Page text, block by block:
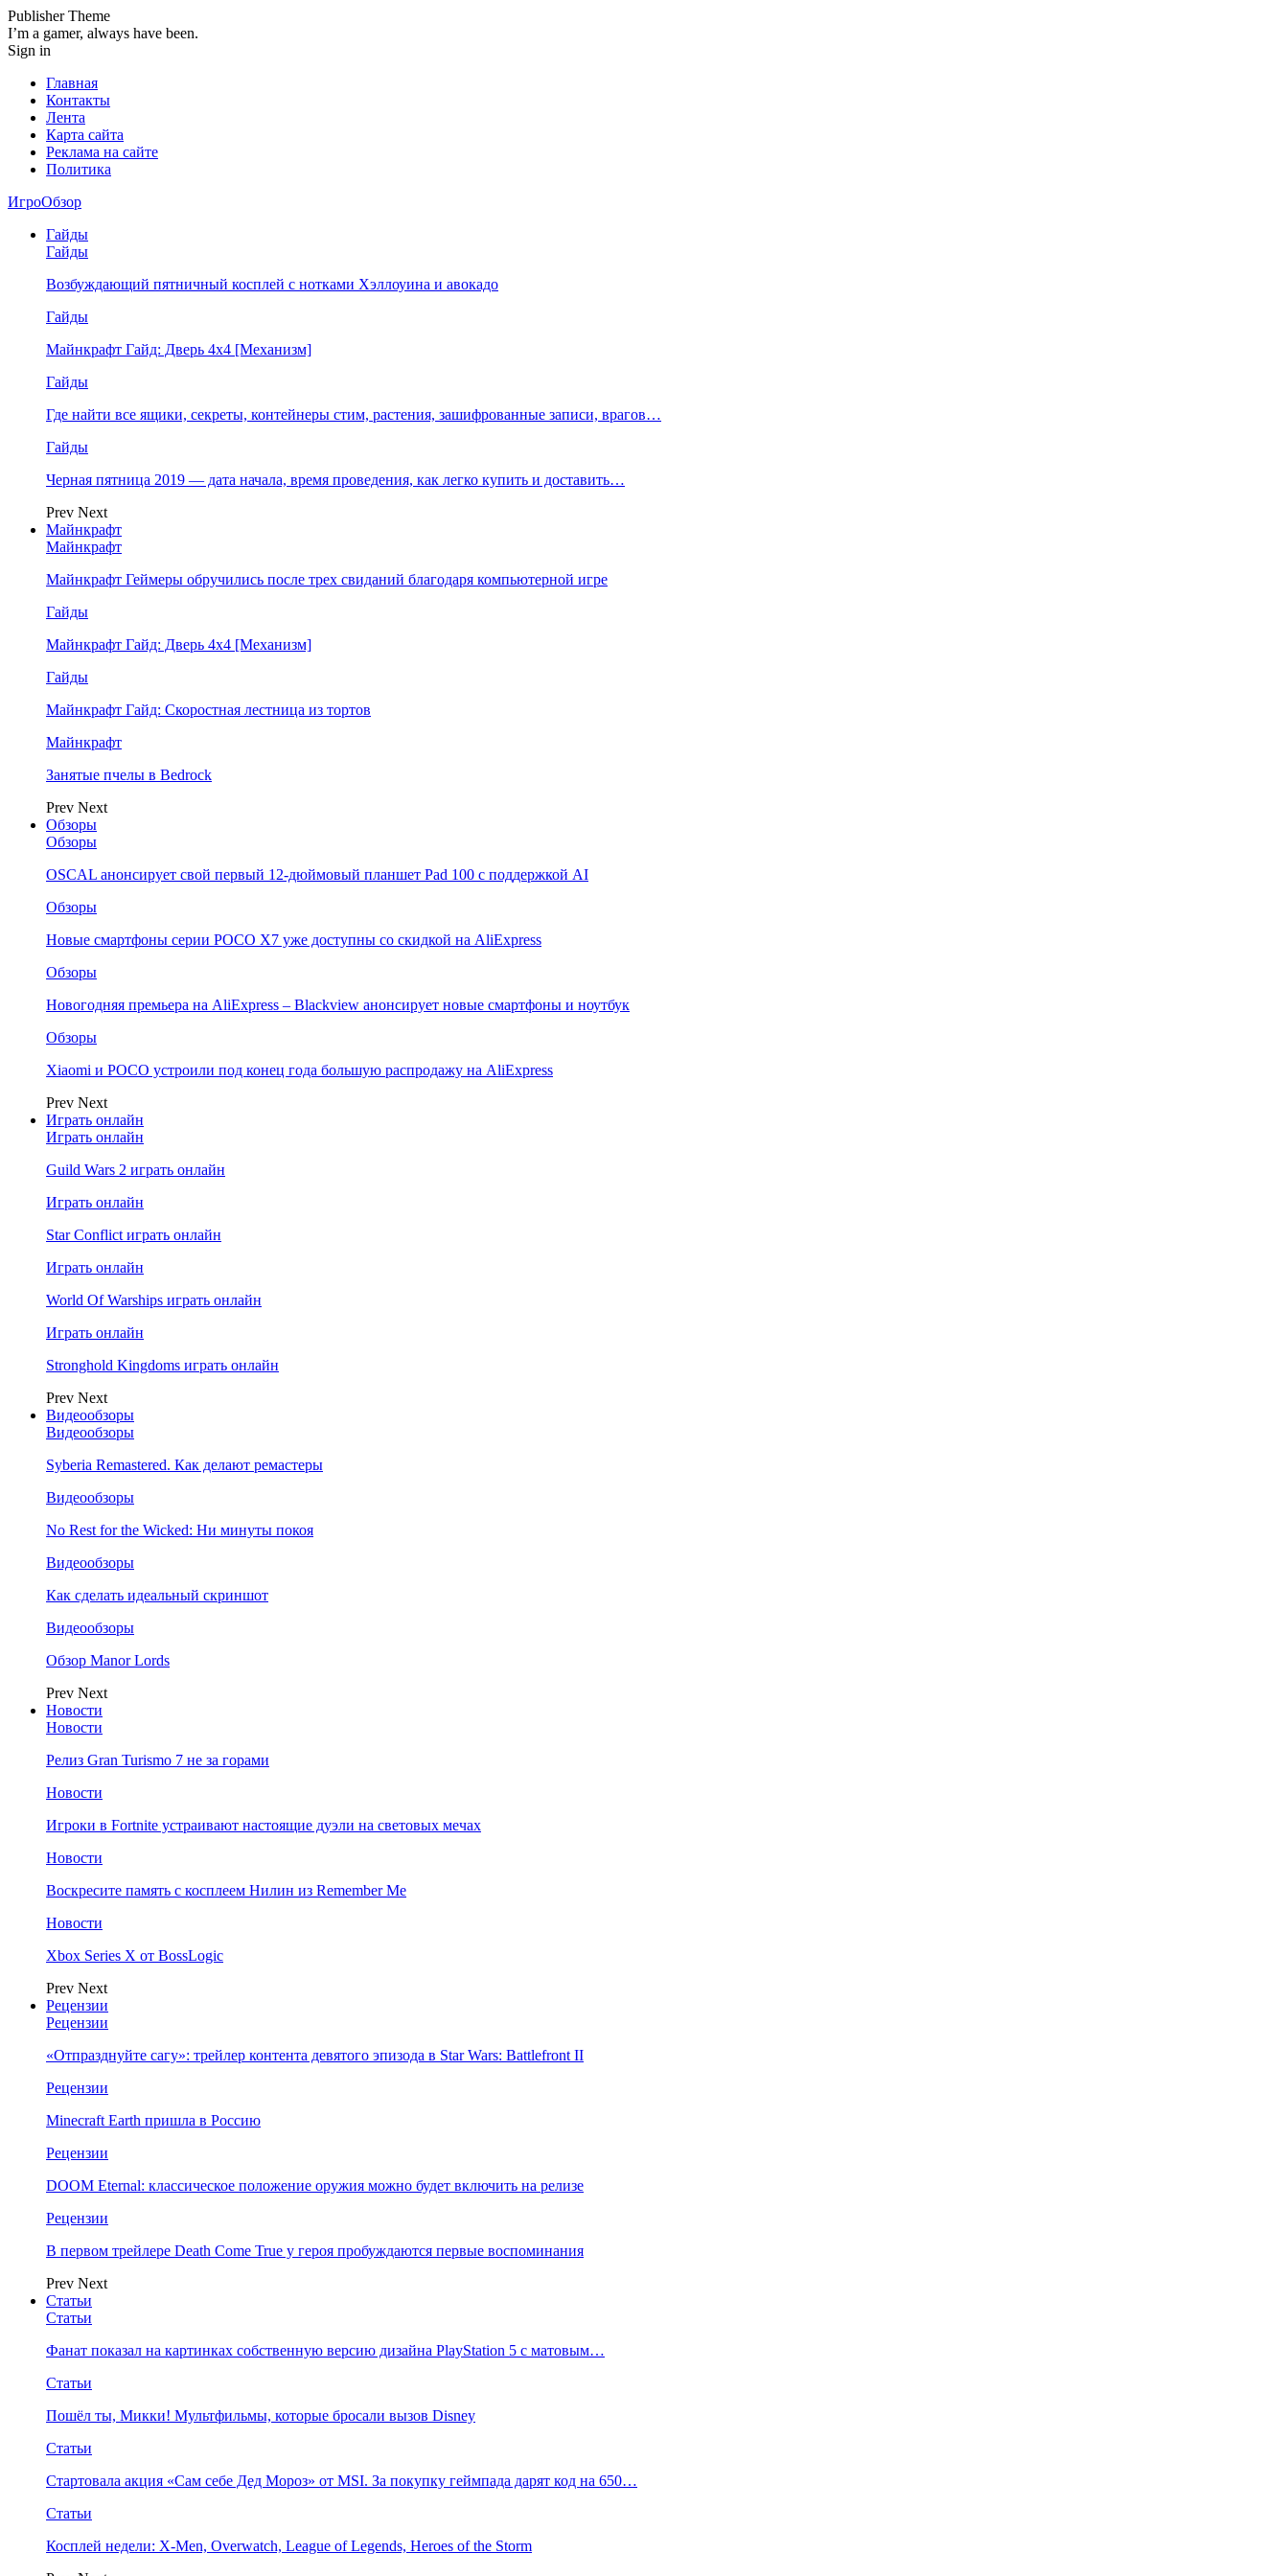
Publisher Theme
I’m a gamer, always have been.
Sign in
Главная
Контакты
Лента
Карта сайта
Реклама на сайте
Политика
ИгроОбзор
Гайды
Гайды
Возбуждающий пятничный косплей с нотками Хэллоуина и авокадо
Гайды
Майнкрафт Гайд: Дверь 4х4 [Механизм]
Гайды
Где найти все ящики, секреты, контейнеры стим, растения, зашифрованные записи, врагов…
Гайды
Черная пятница 2019 — дата начала, время проведения, как легко купить и доставить…
Prev Next
Майнкрафт
Майнкрафт
Майнкрафт Геймеры обручились после трех свиданий благодаря компьютерной игре
Гайды
Майнкрафт Гайд: Дверь 4х4 [Механизм]
Гайды
Майнкрафт Гайд: Скоростная лестница из тортов
Майнкрафт
Занятые пчелы в Bedrock
Prev Next
Обзоры
Обзоры
OSCAL анонсирует свой первый 12-дюймовый планшет Pad 100 с поддержкой AI
Обзоры
Новые смартфоны серии POCO X7 уже доступны со скидкой на AliExpress
Обзоры
Новогодняя премьера на AliExpress – Blackview анонсирует новые смартфоны и ноутбук
Обзоры
Xiaomi и POCO устроили под конец года большую распродажу на AliExpress
Prev Next
Играть онлайн
Играть онлайн
Guild Wars 2 играть онлайн
Играть онлайн
Star Conflict играть онлайн
Играть онлайн
World Of Warships играть онлайн
Играть онлайн
Stronghold Kingdoms играть онлайн
Prev Next
Видеообзоры
Видеообзоры
Syberia Remastered. Как делают ремастеры
Видеообзоры
No Rest for the Wicked: Ни минуты покоя
Видеообзоры
Как сделать идеальный скриншот
Видеообзоры
Обзор Manor Lords
Prev Next
Новости
Новости
Релиз Gran Turismo 7 не за горами
Новости
Игроки в Fortnite устраивают настоящие дуэли на световых мечах
Новости
Воскресите память с косплеем Нилин из Remember Me
Новости
Xbox Series X от BossLogic
Prev Next
Рецензии
Рецензии
«Отпразднуйте сагу»: трейлер контента девятого эпизода в Star Wars: Battlefront II
Рецензии
Minecraft Earth пришла в Россию
Рецензии
DOOM Eternal: классическое положение оружия можно будет включить на релизе
Рецензии
В первом трейлере Death Come True у героя пробуждаются первые воспоминания
Prev Next
Статьи
Статьи
Фанат показал на картинках собственную версию дизайна PlayStation 5 с матовым…
Статьи
Пошёл ты, Микки! Мультфильмы, которые бросали вызов Disney
Статьи
Стартовала акция «Сам себе Дед Мороз» от MSI. За покупку геймпада дарят код на 650…
Статьи
Косплей недели: X-Men, Overwatch, League of Legends, Heroes of the Storm